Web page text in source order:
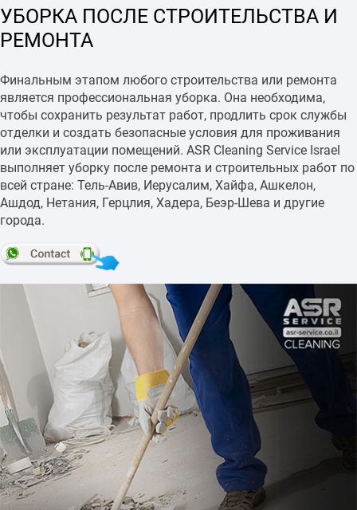
УБОРКА ПОСЛЕ СТРОИТЕЛЬСТВА И
РЕМОНТА
Финальным этапом любого строительства или ремонта
является профессиональная уборка. Она необходима,
чтобы сохранить результат работ, продлить срок службы
отделки и создать безопасные условия для проживания
или эксплуатации помещений. ASR Cleaning Service Israel
выполняет уборку после ремонта и строительных работ по
всей стране: Тель-Авив, Иерусалим, Хайфа, Ашкелон,
Ашдод, Нетания, Герцлия, Хадера, Беэр-Шева и другие
города.